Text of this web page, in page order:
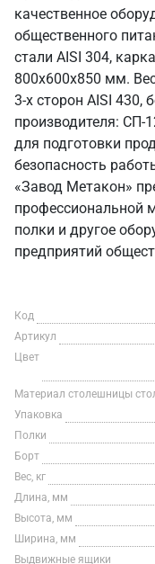
качественное
общественного
стали AISI 304,
800x600x850 мм.
3-х сторон AISI 430,
производителя: СП-
для подготовки
безопасность
«Завод Метакон»
профессиональной
полки и другое
предприятий
Код
Артикул
Цвет
Материал столешницы
Упаковка
Полки
Борт
Вес, кг
Длина, мм
Высота, мм
Ширина, мм
Выдвижные ящики